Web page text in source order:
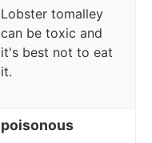
Lobster tomalley
can be toxic and
it's best not to eat
it.
poisonous